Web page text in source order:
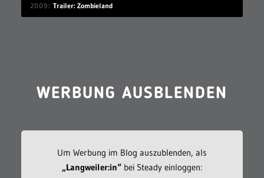
2009 Trailer: Zombieland
WERBUNG AUSBLENDEN
Um Werbung im Blog auszublenden, als
„Langweiler:in“bei Steady einloggen: